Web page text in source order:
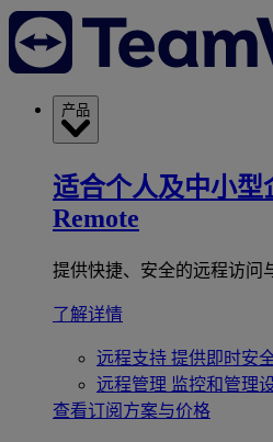
产品
适合个人及中小型
Remote
提供快捷、安全的远程访问
了解详情
远程支持 提供即时安
远程管理 监控和管理
查看订阅方案与价格